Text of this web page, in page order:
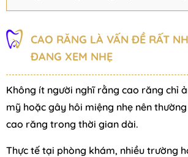
CAO RĂNG LÀ VẤN ĐỀ RẤT
ĐANG XEM NHẸ
Không ít người nghĩ rằng cao răng chỉ
mỹ hoặc gây hôi miệng nhẹ nên
cao răng trong thời gian dài.
Thực tế tại phòng khám, nhiều trường